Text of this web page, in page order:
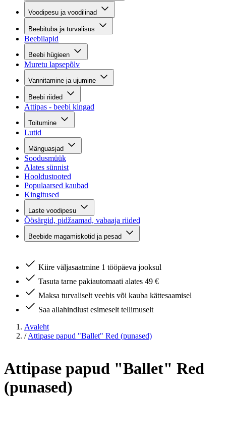
Voodipesu ja voodilinad
Beebituba ja turvalisus
Beebilapid
Beebi hügieen
Muretu lapsepõlv
Vannitamine ja ujumine
Beebi riided
Attipas - beebi kingad
Toitumine
Lutid
Mänguasjad
Soodusmüük
Alates sünnist
Hooldustooted
Populaarsed kaubad
Kingitused
Laste voodipesu
Öösärgid, pidžaamad, vabaaja riided
Beebide magamiskotid ja pesad
Kiire väljasaatmine 1 tööpäeva jooksul
Tasuta tarne pakiautomaati alates 49 €
Maksa turvaliselt veebis või kauba kättesaamisel
Saa allahindlust esimeselt tellimuselt
Avaleht
/ Attipase papud "Ballet" Red (punased)
Attipase papud "Ballet" Red
(punased)